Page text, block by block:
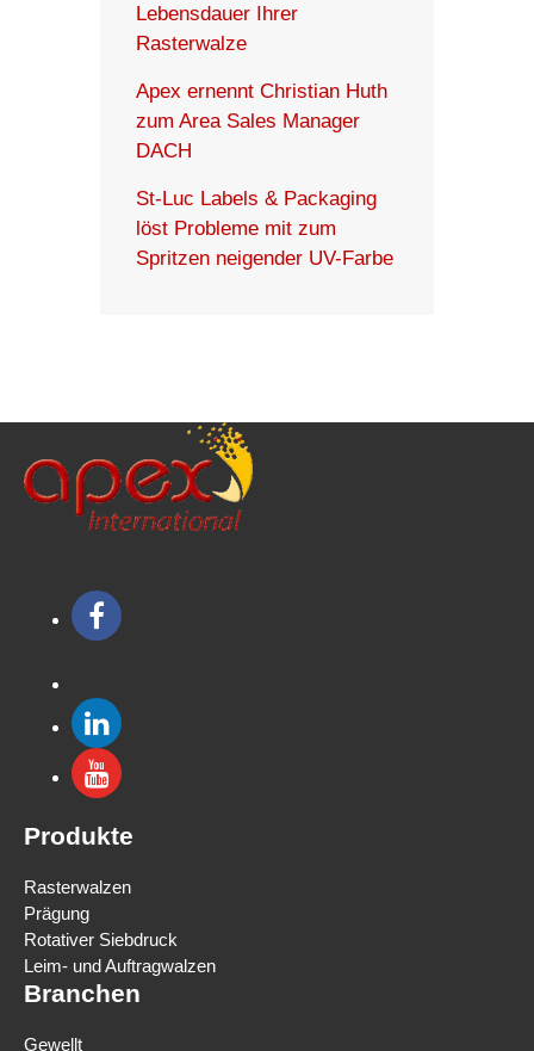
Lebensdauer Ihrer
Rasterwalze
Apex ernennt Christian Huth
zum Area Sales Manager
DACH
St-Luc Labels & Packaging
löst Probleme mit zum
Spritzen neigender UV-Farbe
Produkte
Rasterwalzen
Prägung
Rotativer Siebdruck
Leim- und Auftragwalzen
Branchen
Gewellt